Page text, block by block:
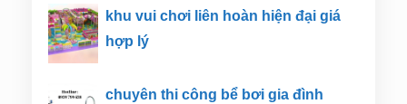
khu vui chơi liên hoàn hiện đại giá
hợp lý
chuyên thi công bể bơi gia đình